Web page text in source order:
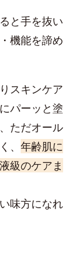
と手を抜い
機能を諦め
スキンケア
パーッと塗
ただオール
、 年齢肌に
級のケアま
味方になれ